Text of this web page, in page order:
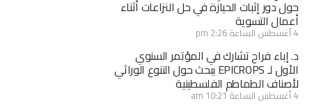
حول دور إثبات الحيازة في حل النزاعات أثناء
أعمال التسوية
4 أغسطس الساعة 2:26 pm
د. إباء فراح تشارك في المؤتمر السنوي
الأول لـ EPICROPS ببحث حول التنوع الوراثي
لأصناف الطماطم الفلسطينية
4 أغسطس الساعة 10:21 am